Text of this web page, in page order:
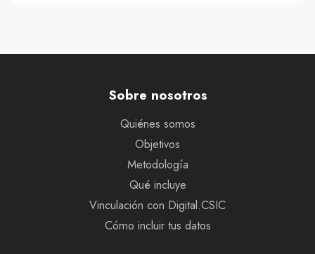
Sobre nosotros
Quiénes somos
Objetivos
Metodología
Qué incluye
Vinculación con Digital.CSIC
Cómo incluir tus datos